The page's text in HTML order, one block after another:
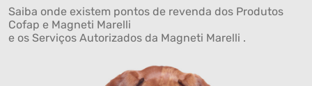
Saiba onde existem pontos de revenda dos Produtos
Cofap e Magneti Marelli
e os Serviços Autorizados da Magneti Marelli .